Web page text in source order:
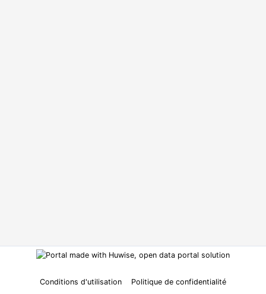
Conditions d'utilisation Politique de confidentialité